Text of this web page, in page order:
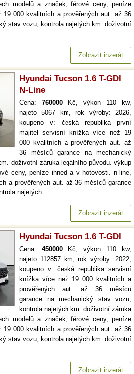
modelů a značek, férové ceny, peníze
000 kvalitních a prověřených aut. až 36
stav vozu, kontrola najetých km. doživotní
Zobrazit inzerát
Hyundai Tucson 1.6 T-GDI
N-Line
Cena: 760000 Kč, výkon 110 kw,
najeto 5067 km, rok výroby: 2026,
koupeno v: česká republika první
majitel servisní knížka více než 19
000 kvalitních a prověřených aut. až
36 měsíců garance na mechanický
doživotní záruka legálního původu. výkup
ceny, peníze ihned a v hotovosti. n-line,
a prověřených aut. až 36 měsíců garance
najetých…
Zobrazit inzerát
Hyundai Tucson 1.6 T-GDI
Cena: 450000 Kč, výkon 110 kw,
najeto 112857 km, rok výroby: 2022,
koupeno v: česká republika servisní
knížka více než 19 000 kvalitních a
prověřených aut. až 36 měsíců
garance na mechanický stav vozu,
kontrola najetých km. doživotní záruka
modelů a značek, férové ceny, peníze
000 kvalitních a prověřených aut. až 36
stav vozu, kontrola najetých km. doživotní
Zobrazit inzerát